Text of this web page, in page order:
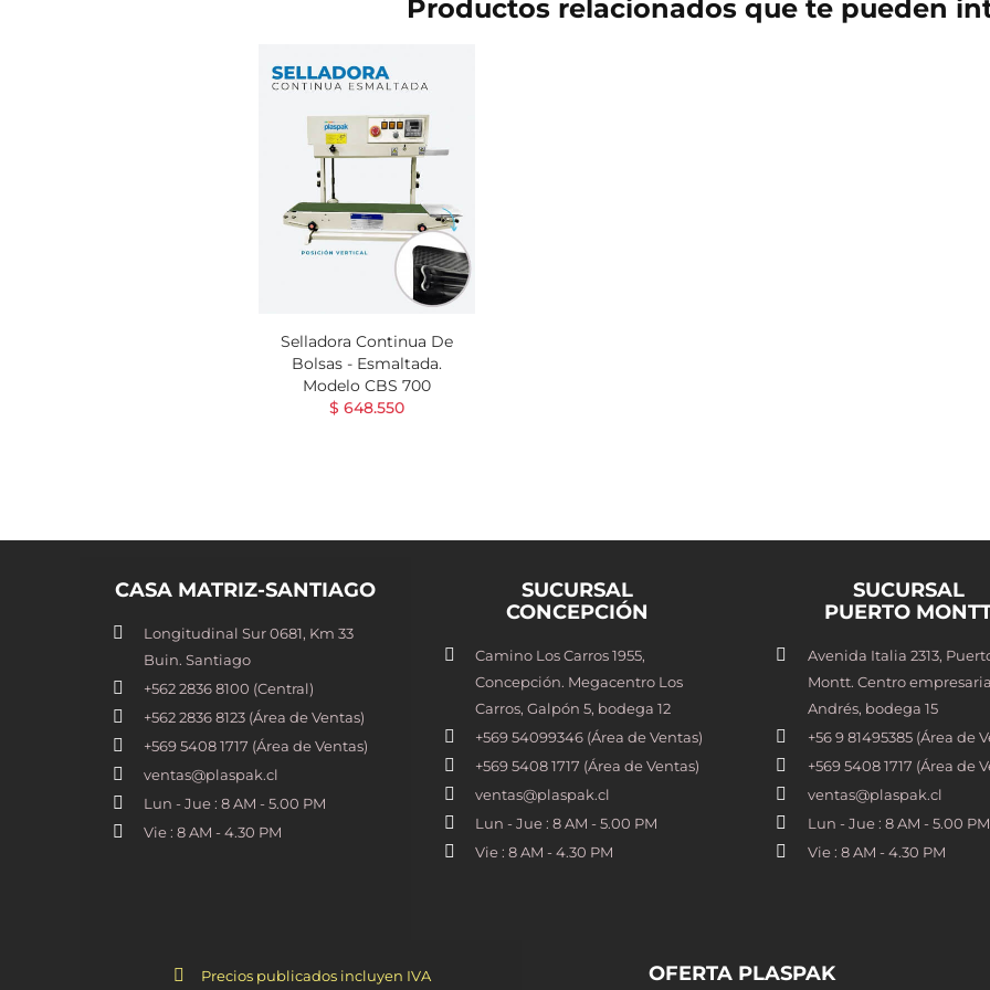
Productos relacionados que te pueden
Selladora Continua De
Bolsas - Esmaltada.
Modelo CBS 700
$ 648.550
CASA MATRIZ-SANTIAGO
Longitudinal Sur 0681, Km 33
Buin. Santiago
+562 2836 8100​ (Central)
+562 2836 8123 (Área de Ventas)
+569 5408 1717 (Área de Ventas)
ventas@plaspak.cl
Lun - Jue : 8 AM - 5.00 PM
Vie : 8 AM - 4.30 PM
SUCURSAL
CONCEPCIÓN
Camino Los Carros 1955,
Concepción. Megacentro Los
Carros, Galpón 5, bodega 12
+569 54099346 (Área de Ventas)
+569 5408 1717 (Área de Ventas)
ventas@plaspak.cl
Lun - Jue : 8 AM - 5.00 PM
Vie : 8 AM - 4.30 PM
SUCURSAL
PUERTO
Avenida Italia 2313,
Montt. Centro
Andrés, bodega 15
+56 9 81495385 (Área de
+569 5408 1717 (Área de
ventas@plaspak.cl
Lun - Jue : 8 AM - 5.00 PM
Vie : 8 AM - 4.30 PM
Precios publicados incluyen IVA OFERTA PLASPAK